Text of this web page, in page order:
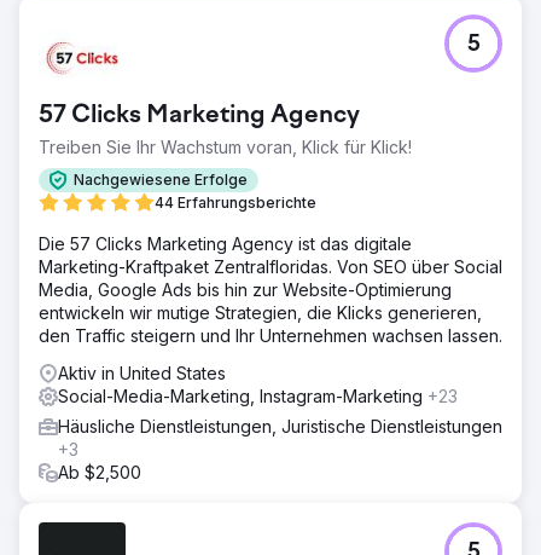
Lux Air, ein vertrauenswürdiger Anbieter von
Klimaanlagen und Elektrodienstleistungen in Brisbane,
hochwertigen Services und guten Rufs fehlte es ihm an
Online-Präsenz und Community-Engagement, um neue
Kunden zu gewinnen.
Lösung
On-Site-Optimierung, hochwertige, lokal relevante Inhalte
und keyword-fokussierte Landingpages umfasste. Ziel
war es, die Sichtbarkeit von Lux Air in den
Suchergebnissen zu erhöhen und das Engagement
innerhalb der Community zu stärken.
Ergebnis
Innerhalb von vier Monaten stieg der Marktanteil von Lux
Air in der lokalen Werbung von unter 2 % auf 74 %. Der
organische Suchverkehr wuchs um 300 % und die
monatlichen Leads um 483 %. Diese Ergebnisse machten
57 Clicks Marketing Agency
Treiben Sie Ihr Wachstum voran, Klick für Klick!
Nachgewiesene Erfolge
44 Erfahrungsberichte
5
Die 57 Clicks Marketing Agency ist das digitale
Marketing-Kraftpaket Zentralfloridas. Von SEO über Social
Media, Google Ads bis hin zur Website-Optimierung
entwickeln wir mutige Strategien, die Klicks generieren,
den Traffic steigern und Ihr Unternehmen wachsen lassen.
Aktiv in United States
Social-Media-Marketing, Instagram-Marketing +23
Häusliche Dienstleistungen, Juristische Dienstleistungen
+3
Ab $2,500